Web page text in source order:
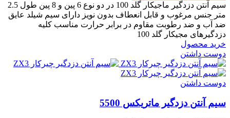
سیم آنتن دزدگیر ماجیکار گلد 100 در دو نوع 6 پین و 8 پین طول 2.5
متر جنس مرغوب و قابل انعطاف بدون نویز دارای سیم شیلد عایق
ضد آب و ضد رطوبت مقاوم در برابر حرارت مناسب کلیه
دزدگیرهای مجیکار گلد 100
خرید محصول
دوست داشتن
دوست داشتن
سیم آنتن دزدگیر ماتریکس 5500